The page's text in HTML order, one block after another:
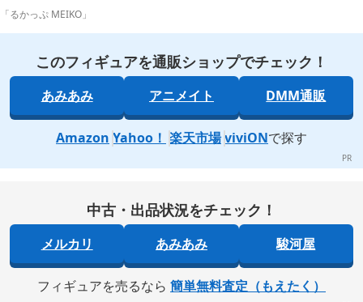
「るかっぷ MEIKO」
このフィギュアを通販ショップでチェック！
あみあみ アニメイト DMM通販
Amazon Yahoo！ 楽天市場 viviONで探す
中古・出品状況をチェック！
メルカリ あみあみ 駿河屋
フィギュアを売るなら 簡単無料査定（もえたく）